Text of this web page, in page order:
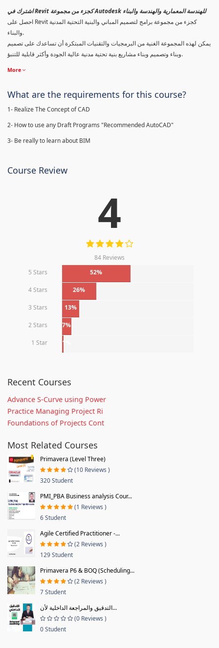
اشترك في Revit كجزء من مجموعة Autodesk للهندسة المعمارية والهندسة والبناء
احصل على Revit كجزء من مجموعة برامج لتصميم المباني والبنية التحتية المدنية
والبناء.
يمكن لهذه المجموعة الغنية من البرمجيات والتقنيات المبتكرة أن تساعدك على تصميم
وبناء وتصميم وبناء مشاريع بنية تحتية مدنية عالية الجودة وأكثر قابلية للتنبؤ.
More
What are the requirements for this course?
1- Realize The Concept of CAD
2- How to use any Draft Programs "Recommended AutoCAD"
3- Be really to learn about BIM
Course Review
4
84 Reviews
5 Stars
52%
4 Stars 26%
3 Stars 13%
2 Stars 7%
1 Star 1%
Recent Courses
Advance S-Curve using Power
Practice Managing Project Ri
Foundations of Projects Cont
Most Related Courses
Primavera (Level Three)
(10 Reviews )
320 Student
PMI_PBA Business analysis Cour...
(1 Reviews )
6 Student
Agile Certified Practitioner -...
(2 Reviews )
129 Student
Primavera P6 & BOQ (Scheduling...
(2 Reviews )
7 Student
التدقيق والمراجعة الداخلية لأن...
(0 Reviews )
0 Student